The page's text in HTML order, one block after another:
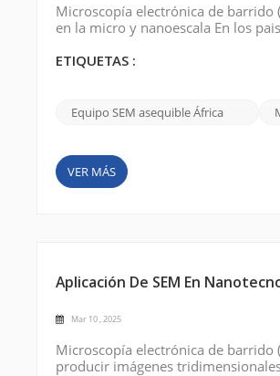
Microscopía electrónica de barrido
en la micro y nanoescala En los
investigación ambiental...
ETIQUETAS :
Equipo SEM asequible África
VER MÁS
Aplicación De SEM En
Mar 10 , 2025
Microscopía electrónica de barrido
producir imágenes